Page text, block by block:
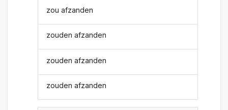
zou afzanden
zouden afzanden
zouden afzanden
zouden afzanden